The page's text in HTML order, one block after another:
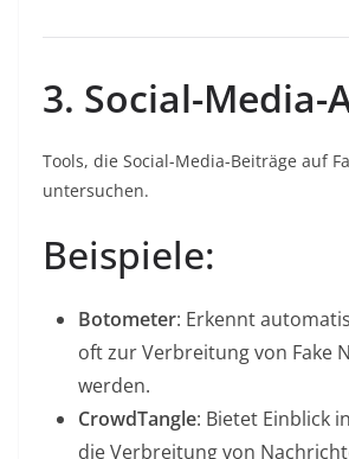
3. Social-Media-
Tools, die Social-Media-Beiträge auf
untersuchen.
Beispiele:
Botometer: Erkennt
oft zur Verbreitung von Fake
werden.
CrowdTangle: Bietet Einblick
die Verbreitung von